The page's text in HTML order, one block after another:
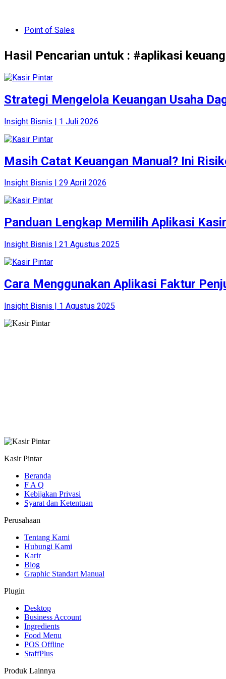
Point of Sales
Hasil Pencarian untuk : #aplikasi
Strategi Mengelola Keuangan Usaha
Insight Bisnis | 1 Juli 2026
Masih Catat Keuangan Manual? Ini
Insight Bisnis | 29 April 2026
Panduan Lengkap Memilih Aplikasi
Insight Bisnis | 21 Agustus 2025
Cara Menggunakan Aplikasi Faktur
Insight Bisnis | 1 Agustus 2025
Kasir Pintar
Beranda
F A Q
Kebijakan Privasi
Syarat dan Ketentuan
Perusahaan
Tentang Kami
Hubungi Kami
Karir
Blog
Graphic Standart Manual
Plugin
Desktop
Business Account
Ingredients
Food Menu
POS Offline
StaffPlus
Produk Lainnya